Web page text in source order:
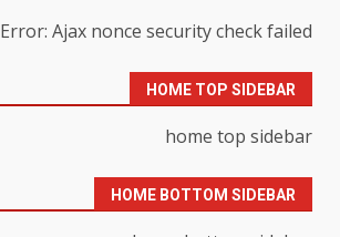
Error: Ajax nonce security check failed.
HOME TOP SIDEBAR
home top sidebar
HOME BOTTOM SIDEBAR